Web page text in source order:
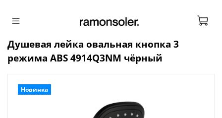
Новинка
Душевая лейка овальная кнопка 3
режима ABS 4914Q3NM чёрный